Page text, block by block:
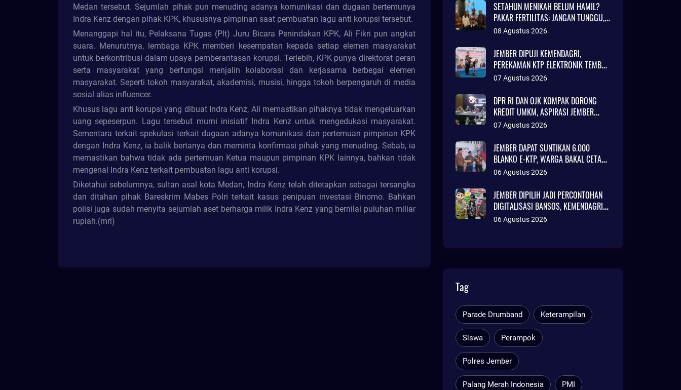
Medan tersebut. Sejumlah pihak pun menuding adanya komunikasi dan dugaan bertemunya
Indra Kenz dengan pihak KPK, khususnya pimpinan saat pembuatan lagu anti korupsi tersebut.
Menanggapi hal itu, Pelaksana Tugas (Plt) Juru Bicara Penindakan KPK, Ali Fikri pun angkat
suara. Menurutnya, lembaga KPK memberi kesempatan kepada setiap elemen masyarakat
untuk berkontribusi dalam upaya pemberantasan korupsi. Terlebih, KPK punya direktorat peran
serta masyarakat yang berfungsi menjalin kolaborasi dan kerjasama berbegai elemen
masyarakat. Seperti tokoh masyarakat, akademisi, musisi, hingga tokoh berpengaruh di media
sosial alias influencer.
Khusus lagu anti korupsi yang dibuat Indra Kenz, Ali memastikan pihaknya tidak mengeluarkan
uang sepeserpun. Lagu tersebut murni inisiatif Indra Kenz untuk mengedukasi masyarakat.
Sementara terkait spekulasi terkait dugaan adanya komunikasi dan pertemuan pimpinan KPK
dengan Indra Kenz, ia balik bertanya dan meminta konfirmasi pihak yang menuding. Sebab, ia
memastikan bahwa tidak ada pertemuan Ketua maupun pimpinan KPK lainnya, bahkan tidak
mengenal Indra Kenz terkait pembuatan lagu anti korupsi.
Diketahui sebelumnya, sultan asal kota Medan, Indra Kenz telah ditetapkan sebagai tersangka
dan ditahan pihak Bareskrim Mabes Polri terkait kasus penipuan investasi Binomo. Bahkan
polisi juga sudah menyita sejumlah aset berharga milik Indra Kenz yang bernilai puluhan miliar
rupiah.(mrl)
SETAHUN MENIKAH BELUM HAMIL?
PAKAR FERTILITAS: JANGAN TUNGGU,
SEGERA KONSULTASI
08 Agustus 2026
JEMBER DIPUJI KEMENDAGRI,
PEREKAMAN KTP ELEKTRONIK TEMBUS
97 PERSEN
07 Agustus 2026
DPR RI DAN OJK KOMPAK DORONG
KREDIT UMKM, ASPIRASI JEMBER
DIBAWA KE SENAYAN
07 Agustus 2026
JEMBER DAPAT SUNTIKAN 6.000
BLANKO E-KTP, WARGA BAKAL CETAK
KTP LEBIH CEPAT
06 Agustus 2026
JEMBER DIPILIH JADI PERCONTOHAN
DIGITALISASI BANSOS, KEMENDAGRI
SOROTI INOVASI ADMINDUK
06 Agustus 2026
Tag
Parade Drumband Keterampilan
Siswa Perampok
Polres Jember
Palang Merah Indonesia PMI